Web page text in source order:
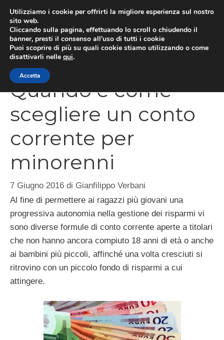
contenuto
Quando e come
scegliere un conto
corrente per
minorenni
7 Giugno 2016 di Gianfilippo Verbani
Al fine di permettere ai ragazzi più giovani una
progressiva autonomia nella gestione dei risparmi vi
sono diverse formule di conto corrente aperte a titolari
che non hanno ancora compiuto 18 anni di età o anche
ai bambini più piccoli, affinché una volta cresciuti si
ritrovino con un piccolo fondo di risparmi a cui
attingere.
Utilizziamo i cookie per offrirti la migliore esperienza sul nostro
sito web.
Cliccando sulla pagina, effettuando lo scroll o chiudendo il
banner, presti il consenso all’uso di tutti i cookie
Puoi scoprire di più su quali cookie stiamo utilizzando o come
disattivarli nelle qui.
Accetta